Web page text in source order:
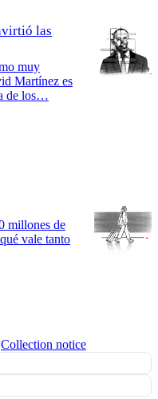
las
muy
Martínez es
de los…
millones de
vale tanto
Collection notice